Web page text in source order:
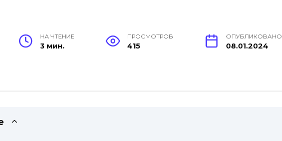
НА ЧТЕНИЕ
3 мин.
ПРОСМОТРОВ
415
ОПУБЛИКОВАНО
08.01.2024